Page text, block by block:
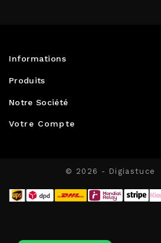
Informations
Produits
Notre Société
Votre Compte
© 2026 - Digiastuce